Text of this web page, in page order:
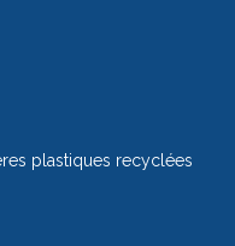
plastiques recyclées